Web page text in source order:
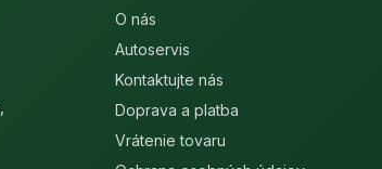
O nás
Autoservis
Kontaktujte nás
Doprava a platba
Vrátenie tovaru